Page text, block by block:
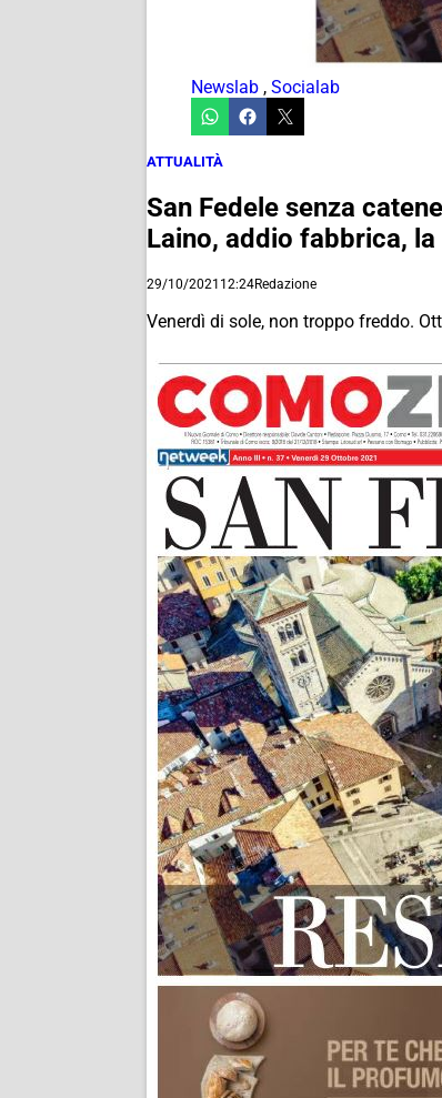
Newslab , Socialab
ATTUALITÀ
San Fedele senza
Laino, addio fabbrica,
29/10/2021 12:24Redazione
Venerdì di sole, non troppo freddo.